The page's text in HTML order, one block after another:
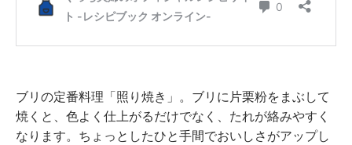
ブリの定番料理「照り焼き」。ブリに片栗粉をまぶして
焼くと、色よく仕上がるだけでなく、たれが絡みやすく
なります。ちょっとしたひと手間でおいしさがアップし